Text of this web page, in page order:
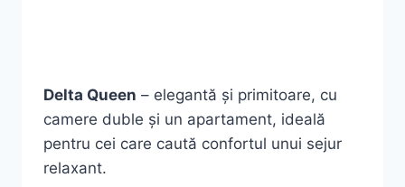
Delta Queen – elegantă și primitoare, cu
camere duble și un apartament, ideală
pentru cei care caută confortul unui sejur
relaxant.